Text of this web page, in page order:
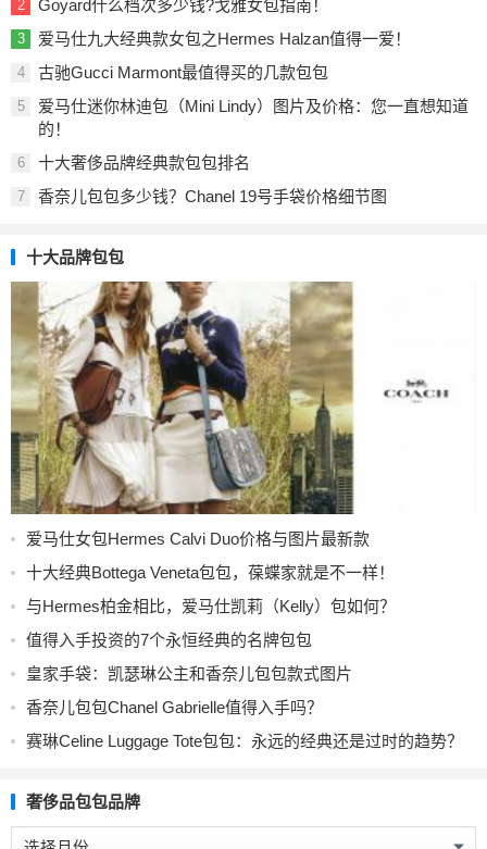
2 Goyard什么档次多少钱?戈雅女包指南！
3 爱马仕九大经典款女包之Hermes Halzan值得一爱！
4 古驰Gucci Marmont最值得买的几款包包
5
爱马仕迷你林迪包（Mini Lindy）图片及价格：您一直想知道
的！
6 十大奢侈品牌经典款包包排名
7 香奈儿包包多少钱？Chanel 19号手袋价格细节图
十大品牌包包
爱马仕女包Hermes Calvi Duo价格与图片最新款
十大经典Bottega Veneta包包，葆蝶家就是不一样！
与Hermes柏金相比，爱马仕凯莉（Kelly）包如何？
值得入手投资的7个永恒经典的名牌包包
皇家手袋：凯瑟琳公主和香奈儿包包款式图片
香奈儿包包Chanel Gabrielle值得入手吗？
赛琳Celine Luggage Tote包包：永远的经典还是过时的趋势？
奢侈品包包品牌
奢